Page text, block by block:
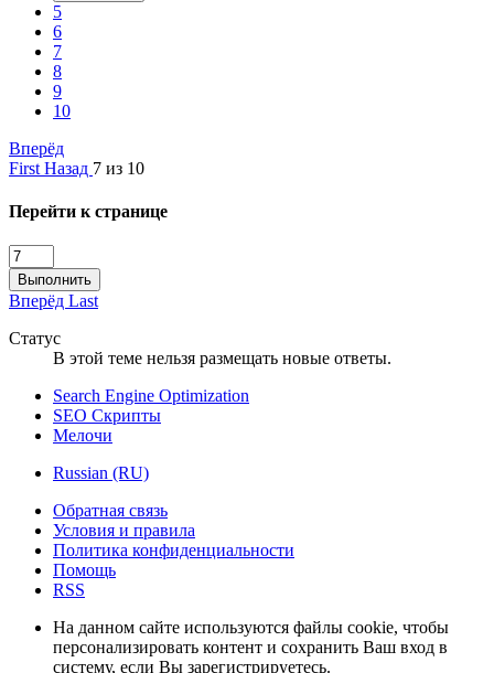
5
6
7
8
9
10
Вперёд
First Назад 7 из 10
Перейти к странице
Выполнить
Вперёд Last
Статус
В этой теме нельзя размещать новые ответы.
Search Engine Optimization
SEO Скрипты
Мелочи
Russian (RU)
Обратная связь
Условия и правила
Политика конфиденциальности
Помощь
RSS
На данном сайте используются файлы cookie, чтобы
персонализировать контент и сохранить Ваш вход в
систему, если Вы зарегистрируетесь.